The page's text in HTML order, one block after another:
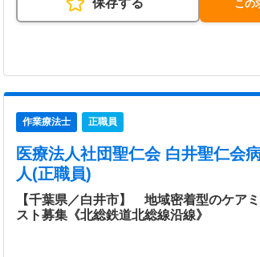
保存する この
作業療法士 正職員
医療法人社団聖仁会 白井聖仁会
人(正職員)
【千葉県／白井市】 地域密着型のケア
スト募集《北総鉄道北総線沿線》